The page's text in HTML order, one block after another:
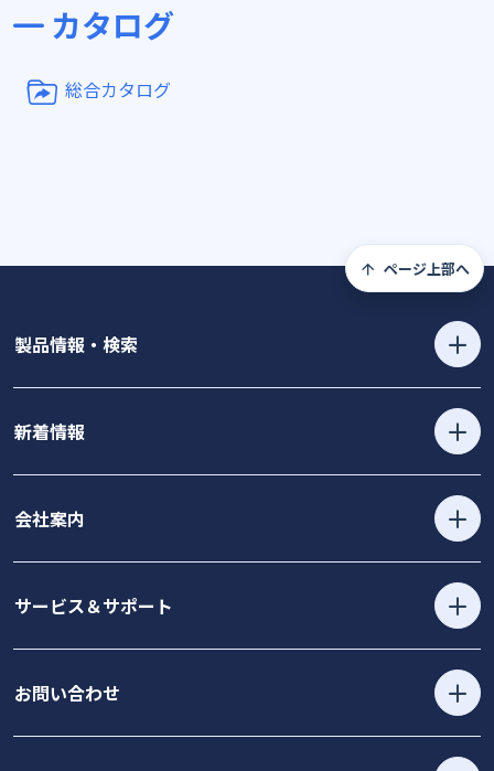
カタログ
総合カタログ
ページ上部へ
製品情報・検索
新着情報
会社案内
サービス＆サポート
お問い合わせ